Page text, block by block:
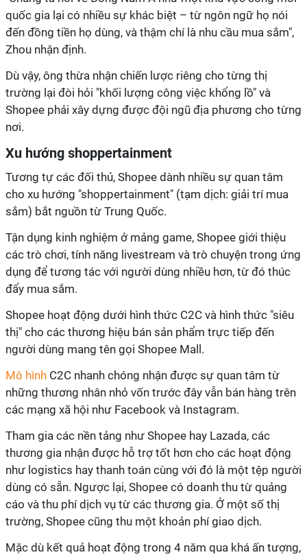
quốc gia lại có nhiều sự khác biệt – từ ngôn ngữ họ nói
đến đồng tiền họ dùng, và thậm chí là nhu cầu mua sắm",
Zhou nhận định.
Dù vậy, ông thừa nhận chiến lược riêng cho từng thị
trường lại đòi hỏi "khối lượng công việc khổng lồ" và
Shopee phải xây dựng được đội ngũ địa phương cho từng
nơi.
Xu hướng shoppertainment
Tương tự các đối thủ, Shopee dành nhiều sự quan tâm
cho xu hướng "shoppertainment" (tạm dịch: giải trí mua
sắm) bắt nguồn từ Trung Quốc.
Tận dụng kinh nghiệm ở mảng game, Shopee giới thiệu
các trò chơi, tính năng livestream và trò chuyện trong ứng
dụng để tương tác với người dùng nhiều hơn, từ đó thúc
đẩy mua sắm.
Shopee hoạt động dưới hình thức C2C và hình thức "siêu
thị" cho các thương hiệu bán sản phẩm trực tiếp đến
người dùng mang tên gọi Shopee Mall.
Mô hình C2C nhanh chóng nhận được sự quan tâm từ
những thương nhân nhỏ vốn trước đây vẫn bán hàng trên
các mạng xã hội như Facebook và Instagram.
Tham gia các nền tảng như Shopee hay Lazada, các
thương gia nhận được hỗ trợ tốt hơn cho các hoạt động
như logistics hay thanh toán cùng với đó là một tệp người
dùng có sẵn. Ngược lại, Shopee có doanh thu từ quảng
cáo và thu phí dịch vụ từ các thương gia. Ở một số thị
trường, Shopee cũng thu một khoản phí giao dịch.
Mặc dù kết quả hoạt động trong 4 năm qua khá ấn tượng,